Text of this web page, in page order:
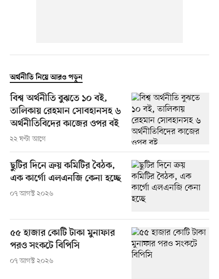
অর্থনীতি নিয়ে আরও পড়ুন
বিশ্ব অর্থনীতি বুঝতে ১০ বই,
তালিকায় রেহমান সোবহানসহ ৬
অর্থনীতিবিদের কাজের ওপর বই
২২ ঘণ্টা আগে
ছুটির দিনে ক্রয় কমিটির বৈঠক,
এক কার্গো এলএনজি কেনা হচ্ছে
০৭ আগস্ট ২০২৬
৫৫ হাজার কোটি টাকা মুনাফার
পরও সংকটে বিপিসি
০৭ আগস্ট ২০২৬